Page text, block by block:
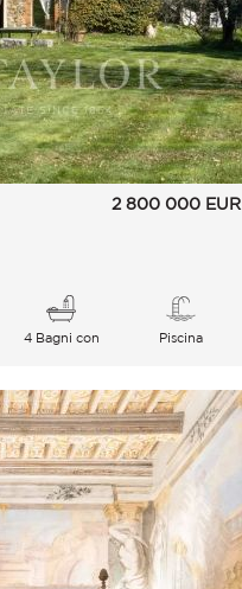
2 800 000 EUR
4 Bagni con
Piscina